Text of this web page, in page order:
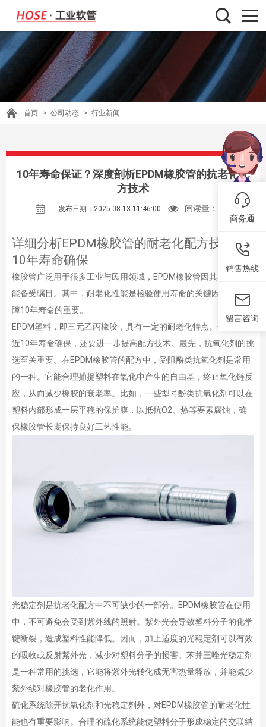
首页 > 公司动态 > 行业新闻
10年寿命保证？深度剖析EPDM橡胶管的抗老化配
方技术
发布日期：2025-08-13 11:46:00 阅读量：
详细分析EPDM橡胶管的耐老化配方技术及
10年寿命确保
橡胶管广泛用于很多工业与民用领域，EPDM橡胶管因其出色的性
能备受瞩目。其中，耐老化性能是检验使用寿命的关键因素，是保
障10年寿命的重要。
EPDM塑料，即三元乙丙橡胶，具有一定的耐老化特点。但是进行
近10年寿命确保，还要进一步提高配方技术。最先，抗氧化剂的挑
选至关重要。在EPDM橡胶管的配方中，受阻酚类抗氧化剂是常用
的一种。它能合理捕捉塑料在氧化中产生的自由基，终止氧化链反
应，从而减少橡胶的衰老率。比如，一些型号酚类抗氧化剂可以在
塑料内部形成一层平稳的保护膜，以抵抗O2、热等要素腐蚀，确
保橡胶管长期保持良好工艺性能。
光稳定剂是抗老化配方中不可缺少的一部分。EPDM橡胶管在使用
中，不可避免会受到紫外线的照射。紫外光会导致塑料分子的化学
键断裂，造成塑料性能降低。因而，加上适度的光稳定剂可以有效
的吸收或反射紫外光，减少对塑料分子的损害。苯并三唑光稳定剂
是一种常用的挑选，它能将紫外光转化成无害热量释放，并能减少
紫外线对橡胶管的老化作用。
硫化系统除开抗氧化剂和光稳定剂外，对EPDM橡胶管的耐老化性
能也有重要影响。合理的硫化系统能使塑料分子形成稳定的交联结
商务通
销售热线
留言咨询